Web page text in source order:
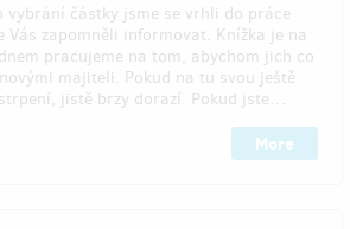
vybrání částky jsme se vrhli do práce
Vás zapomněli informovat. Knížka je na
pracujeme na tom, abychom jich co
majiteli. Pokud na tu svou ještě
jistě brzy dorazí. Pokud jste…
More